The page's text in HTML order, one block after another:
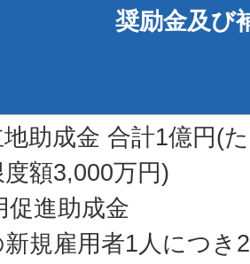
奨励金及び
助成金 合計1億円(
額3,000万円)
促進助成金
規雇用者1人につき